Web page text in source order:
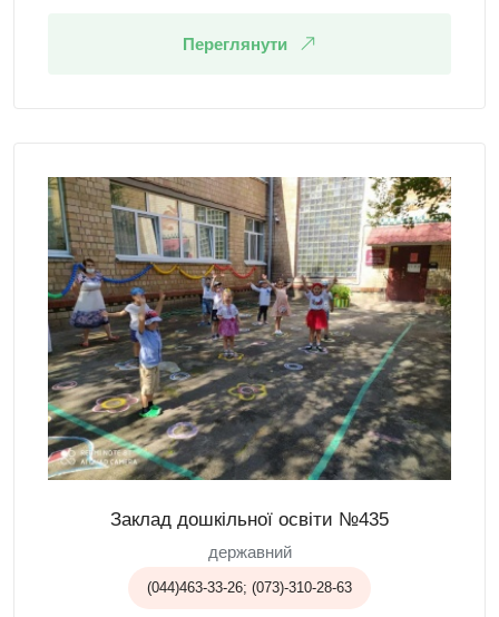
Переглянути
Заклад дошкільної освіти №435
державний
(044)463-33-26; (073)-310-28-63